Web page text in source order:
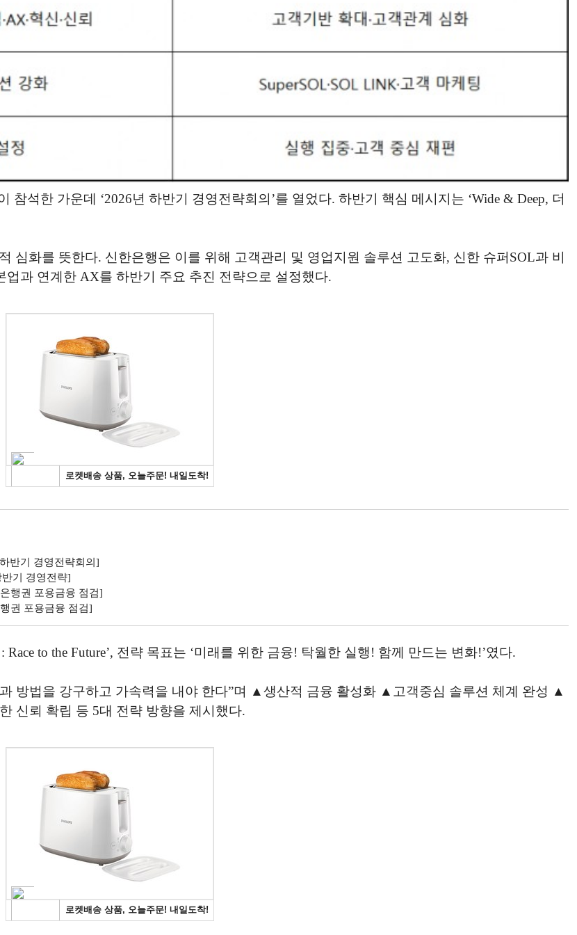
석한 가운데 ‘2026년 하반기 경영전략회의’를 열었다. 하반기 핵심 메시지는 ‘Wide & Deep, 더
심화를 뜻한다. 신한은행은 이를 위해 고객관리 및 영업지원 솔루션 고도화, 신한 슈퍼SOL과 비
과 연계한 AX를 하반기 주요 추진 전략으로 설정했다.
반기 경영전략회의]
반기 경영전략]
행권 포용금융 점검]
권 포용금융 점검]
to the Future’, 전략 목표는 ‘미래를 위한 금융! 탁월한 실행! 함께 만드는 변화!’였다.
방법을 강구하고 가속력을 내야 한다”며 ▲생산적 금융 활성화 ▲고객중심 솔루션 체계 완성 ▲
신뢰 확립 등 5대 전략 방향을 제시했다.